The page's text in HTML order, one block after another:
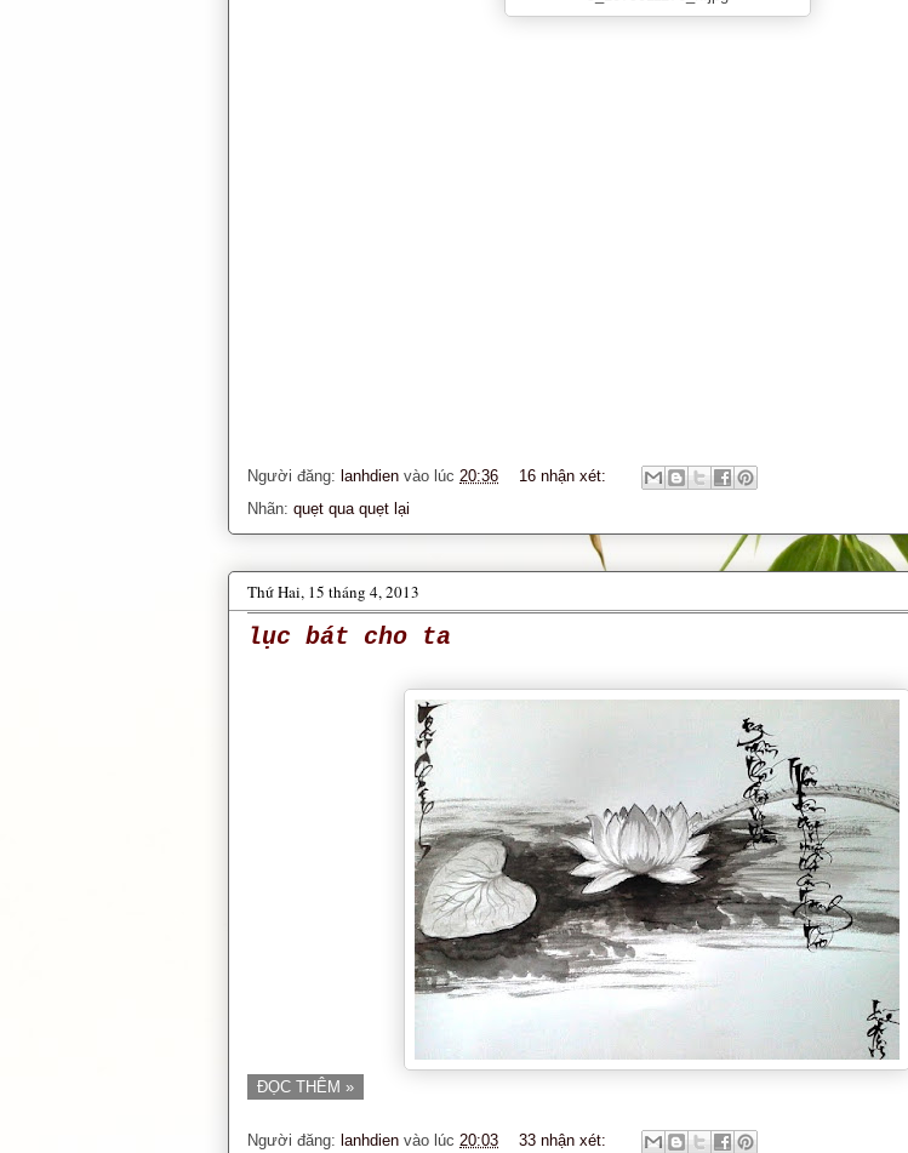
Người đăng: lanhdien vào lúc 20:36
16 nhận xét:
Nhãn: quẹt qua quẹt lại
Thứ Hai, 15 tháng 4, 2013
lục bát cho ta
ĐỌC THÊM »
Người đăng: lanhdien vào lúc 20:03
33 nhận xét: